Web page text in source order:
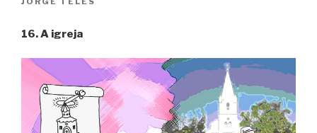
capítulo
16. A igreja